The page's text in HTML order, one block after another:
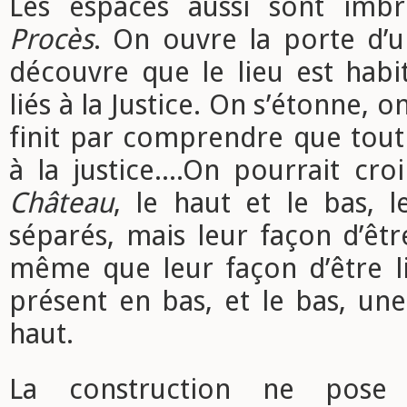
Procès. On ouvre la porte
découvre que le lieu est
liés à la Justice. On s’étonne,
finit par comprendre que
à la justice....On pourrait
Château, le haut et le bas,
séparés, mais leur façon
même que leur façon d’être
présent en bas, et le bas,
haut.
La construction ne pose